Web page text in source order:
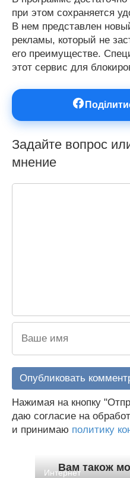
при этом сохраняется
В нем представлен
рекламы, который не
его преимуществе.
этот сервис для
Задайте вопрос
мнение
Нажимая на кнопку
даю согласие на
и принимаю политику
Вам також
Интернет